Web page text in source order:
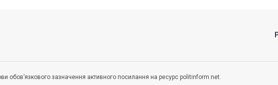
обов’язкового зазначення активного посилання на ресурс politinform.net.